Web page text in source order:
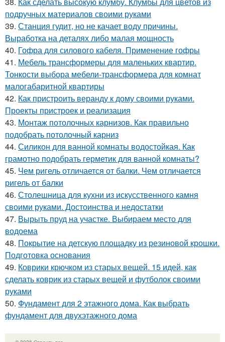
подручных материалов своими руками
39. Станция гудит, но не качает воду причины.
Выработка на деталях либо малая мощность
40. Гофра для силового кабеля. Применение гофры
41. Мебель трансформеры для маленьких квартир.
Тонкости выбора мебели-трансформера для комнат
малогабаритной квартиры
42. Как пристроить веранду к дому своими руками.
Проекты пристроек и реализация
43. Монтаж потолочных карнизов. Как правильно
подобрать потолочный карниз
44. Силикон для ванной комнаты водостойкая. Как
грамотно подобрать герметик для ванной комнаты?
45. Чем ригель отличается от балки. Чем отличается
ригель от балки
46. Столешница для кухни из искусственного камня
своими руками. Достоинства и недостатки
47. Вырыть пруд на участке. Выбираем место для
водоема
48. Покрытие на детскую площадку из резиновой крошки.
Подготовка основания
49. Коврики крючком из старых вещей. 15 идей, как
сделать коврик из старых вещей и футболок своими
руками
50. Фундамент для 2 этажного дома. Как выбрать
фундамент для двухэтажного дома